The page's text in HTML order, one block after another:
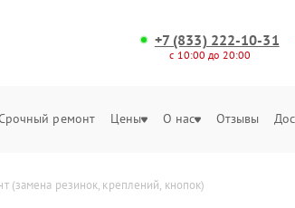
+7 (833) 222-10-31
с 10:00 до 20:00
ремонт Цены О нас Отзывы
(замена резинок, креплений, кнопок)